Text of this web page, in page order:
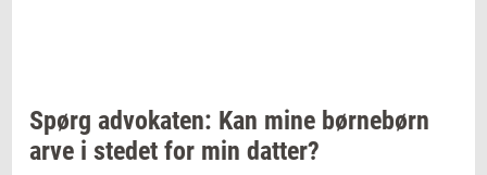
Spørg ad­vo­ka­ten: Kan mine bør­ne­børn
arve i ste­det for min dat­ter?